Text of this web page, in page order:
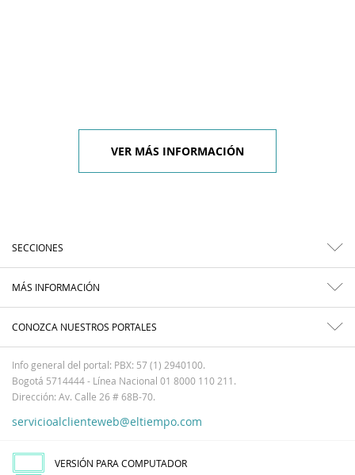
VER MÁS INFORMACIÓN
SECCIONES
MÁS INFORMACIÓN
CONOZCA NUESTROS PORTALES
Info general del portal: PBX: 57 (1) 2940100.
Bogotá 5714444 - Línea Nacional 01 8000 110 211.
Dirección: Av. Calle 26 # 68B-70.
servicioalclienteweb@eltiempo.com
VERSIÓN PARA COMPUTADOR